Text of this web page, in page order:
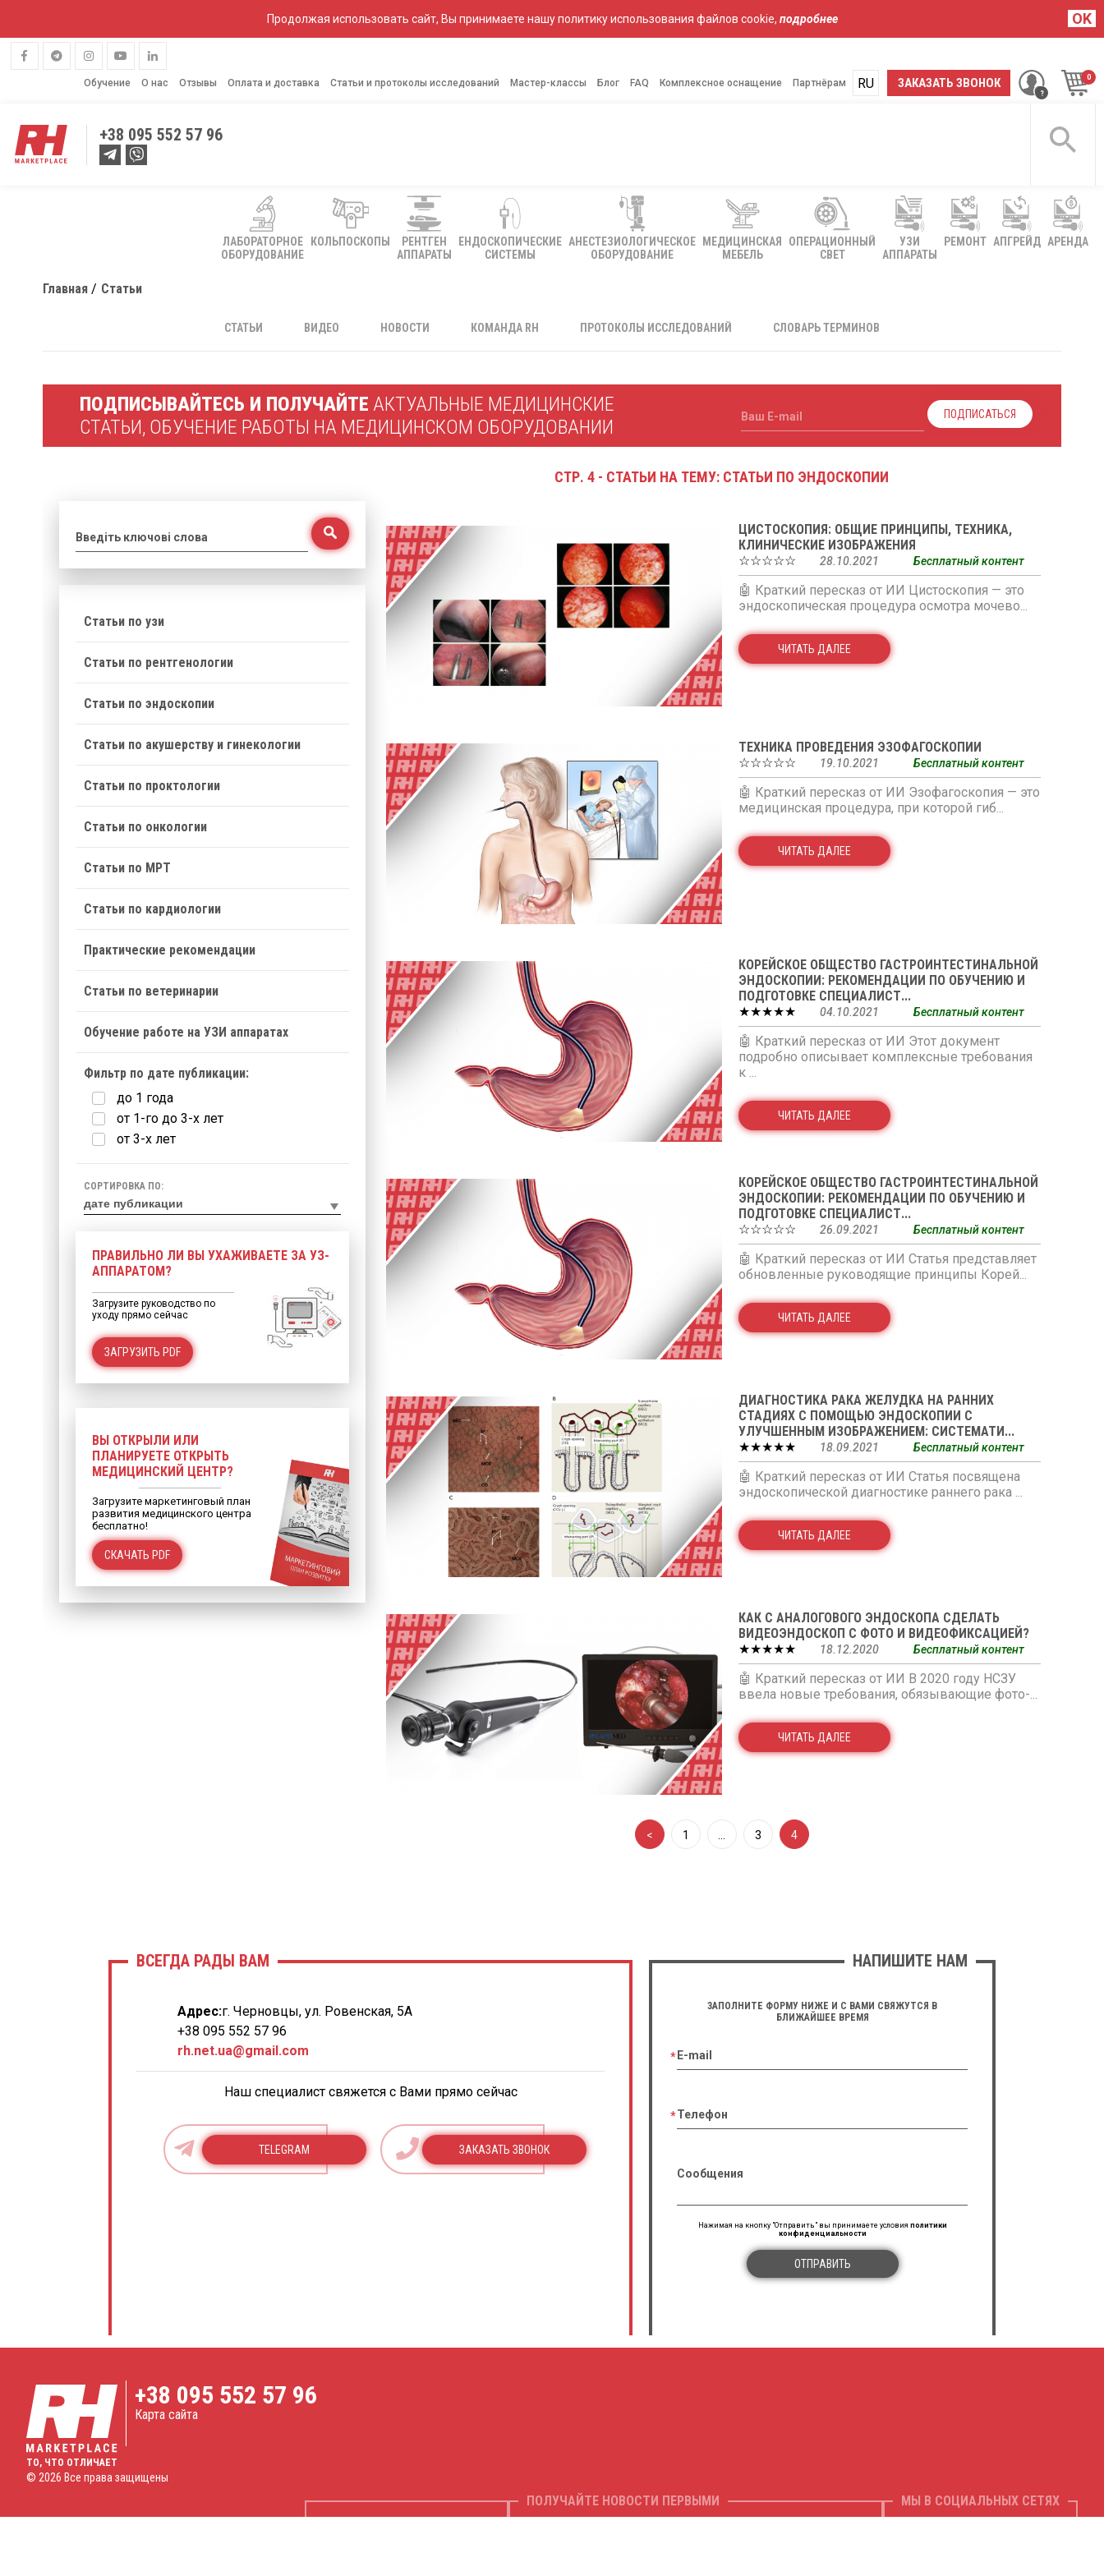
Продолжая использовать сайт, Вы принимаете нашу политику использования файлов cookie, подробнее OK
Обучение О нас Отзывы Оплата и доставка Статьи и протоколы исследований Мастер-классы Блог FAQ Комплексное оснащение Партнёрам ЗАКАЗАТЬ ЗВОНОК
RU
UA
+38 095 552 57 96
ЛАБОРАТОРНОЕ
ОБОРУДОВАНИЕ
КОЛЬПОСКОПЫ
РЕНТГЕН
АППАРАТЫ
ЕНДОСКОПИЧЕСКИЕ
СИСТЕМЫ
АНЕСТЕЗИОЛОГИЧЕСКОЕ
ОБОРУДОВАНИЕ
МЕДИЦИНСКАЯ
МЕБЕЛЬ
ОПЕРАЦИОННЫЙ
СВЕТ
УЗИ
АППАРАТЫ
РЕМОНТ АПГРЕЙД АРЕНДА
Главная Статьи
СТАТЬИ ВИДЕО НОВОСТИ КОМАНДА RH ПРОТОКОЛЫ ИССЛЕДОВАНИЙ СЛОВАРЬ ТЕРМИНОВ
ПОДПИСЫВАЙТЕСЬ И ПОЛУЧАЙТЕ АКТУАЛЬНЫЕ МЕДИЦИНСКИЕ
СТАТЬИ, ОБУЧЕНИЕ РАБОТЫ НА МЕДИЦИНСКОМ ОБОРУДОВАНИИ
Ваш E-mail ПОДПИСАТЬСЯ
Введіть ключові слова
Статьи по узи
Статьи по рентгенологии
Статьи по эндоскопии
Статьи по акушерству и гинекологии
Статьи по проктологии
Статьи по онкологии
Статьи по МРТ
Статьи по кардиологии
Практические рекомендации
Статьи по ветеринарии
Обучение работе на УЗИ аппаратах
Фильтр по дате публикации:
до 1 года
от 1-го до 3-х лет
от 3-х лет
СОРТИРОВКА ПО:
ПРАВИЛЬНО ЛИ ВЫ УХАЖИВАЕТЕ ЗА УЗ-
АППАРАТОМ?
Загрузите руководство по
уходу прямо сейчас
ЗАГРУЗИТЬ PDF
ВЫ ОТКРЫЛИ ИЛИ
ПЛАНИРУЕТЕ ОТКРЫТЬ
МЕДИЦИНСКИЙ ЦЕНТР?
Загрузите маркетинговый план
развития медицинского центра
бесплатно!
СКАЧАТЬ PDF
СТР. 4 - СТАТЬИ НА ТЕМУ: СТАТЬИ ПО ЭНДОСКОПИИ
ЦИСТОСКОПИЯ: ОБЩИЕ ПРИНЦИПЫ, ТЕХНИКА,
КЛИНИЧЕСКИЕ ИЗОБРАЖЕНИЯ
☆☆☆☆☆
28.10.2021 Бесплатный контент
🤖 Краткий пересказ от ИИ Цистоскопия — это
эндоскопическая процедура осмотра мочево...
ЧИТАТЬ ДАЛЕЕ
ТЕХНИКА ПРОВЕДЕНИЯ ЭЗОФАГОСКОПИИ
☆☆☆☆☆
19.10.2021 Бесплатный контент
🤖 Краткий пересказ от ИИ Эзофагоскопия — это
медицинская процедура, при которой гиб...
ЧИТАТЬ ДАЛЕЕ
КОРЕЙСКОЕ ОБЩЕСТВО ГАСТРОИНТЕСТИНАЛЬНОЙ
ЭНДОСКОПИИ: РЕКОМЕНДАЦИИ ПО ОБУЧЕНИЮ И
ПОДГОТОВКЕ СПЕЦИАЛИСТ...
★★★★★
04.10.2021 Бесплатный контент
🤖 Краткий пересказ от ИИ Этот документ
подробно описывает комплексные требования
к ...
ЧИТАТЬ ДАЛЕЕ
КОРЕЙСКОЕ ОБЩЕСТВО ГАСТРОИНТЕСТИНАЛЬНОЙ
ЭНДОСКОПИИ: РЕКОМЕНДАЦИИ ПО ОБУЧЕНИЮ И
ПОДГОТОВКЕ СПЕЦИАЛИСТ...
☆☆☆☆☆
26.09.2021 Бесплатный контент
🤖 Краткий пересказ от ИИ Статья представляет
обновленные руководящие принципы Корей...
ЧИТАТЬ ДАЛЕЕ
ДИАГНОСТИКА РАКА ЖЕЛУДКА НА РАННИХ
СТАДИЯХ С ПОМОЩЬЮ ЭНДОСКОПИИ С
УЛУЧШЕННЫМ ИЗОБРАЖЕНИЕМ: СИСТЕМАТИ...
★★★★★
18.09.2021 Бесплатный контент
🤖 Краткий пересказ от ИИ Статья посвящена
эндоскопической диагностике раннего рака ...
ЧИТАТЬ ДАЛЕЕ
КАК С АНАЛОГОВОГО ЭНДОСКОПА СДЕЛАТЬ
ВИДЕОЭНДОСКОП С ФОТО И ВИДЕОФИКСАЦИЕЙ?
★★★★★
18.12.2020 Бесплатный контент
🤖 Краткий пересказ от ИИ В 2020 году НСЗУ
ввела новые требования, обязывающие фото-...
ЧИТАТЬ ДАЛЕЕ
< 1 3 4
НАПИШИТЕ НАМ
ЗАПОЛНИТЕ ФОРМУ НИЖЕ И С ВАМИ СВЯЖУТСЯ В
БЛИЖАЙШЕЕ ВРЕМЯ
E-mail
Телефон
Сообщения
Нажимая на кнопку "Отправить" вы принимаете условия политики
конфиденциальности
ОТПРАВИТЬ
ВСЕГДА РАДЫ ВАМ
Адрес:г. Черновцы, ул. Ровенская, 5А
+38 095 552 57 96
rh.net.ua@gmail.com
Наш специалист свяжется с Вами прямо сейчас
TELEGRAM ЗАКАЗАТЬ ЗВОНОК
ТО, ЧТО ОТЛИЧАЕТ
+38 095 552 57 96
Карта сайта
© 2026 Все права защищены
ПОЛУЧАЙТЕ НОВОСТИ ПЕРВЫМИ МЫ В СОЦИАЛЬНЫХ СЕТЯХ